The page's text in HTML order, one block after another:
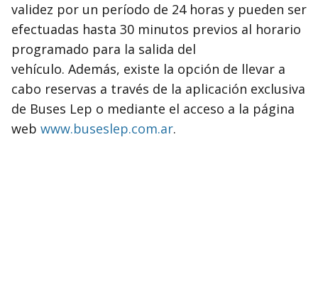
validez por un período de 24 horas y pueden ser
efectuadas hasta 30 minutos previos al horario
programado para la salida del
vehículo. Además, existe la opción de llevar a
cabo reservas a través de la aplicación exclusiva
de Buses Lep o mediante el acceso a la página
web www.buseslep.com.ar.